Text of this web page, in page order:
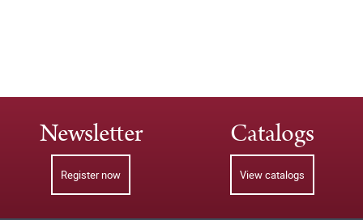
Newsletter
Register now
Catalogs
View catalogs